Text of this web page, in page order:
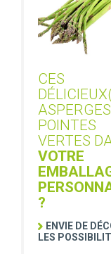
CES
POINTES
VERTES
VOTRE
?
ENVIE DE
LES